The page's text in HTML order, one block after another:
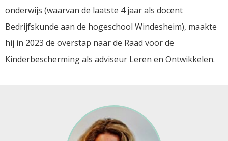
onderwijs (waarvan de laatste 4 jaar als docent
Bedrijfskunde aan de hogeschool Windesheim), maakte
hij in 2023 de overstap naar de Raad voor de
Kinderbescherming als adviseur Leren en Ontwikkelen.